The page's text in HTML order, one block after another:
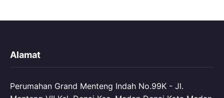
Alamat
Perumahan Grand Menteng Indah No.99K - Jl.